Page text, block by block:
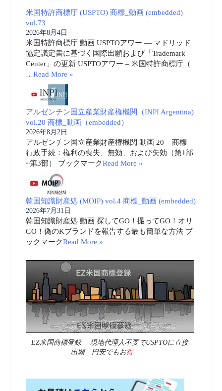
米国特許商標庁 (USPTO) 商標_動画 (embedded)
vol.73
2026年8月4日
米国特許商標庁 動画 USPTOアワー ― マドリッド
協定議定書に基づく国際出願および「Trademark
Center」の更新 USPTOアワー – 米国特許商標庁（
…Read More »
アルゼンチン国立産業財産権機関（INPI Argentina)
vol.20 商標_動画（embedded）
2026年8月2日
アルゼンチン国立産業財産権機関 動画 20 – 商標 –
行政手続：権利の喪失、無効、および失効（第1部
~第3部） ブックマークRead More »
韓国知識財産処 (MOIP) vol.4 商標_動画 (embedded)
2026年7月31日
韓国知識財産処 動画 探してGO！撮ってGO！オリ
GO！偽のKブランドを報告する最も簡単な方法 ブ
ックマークRead More »
EZ米国商標登録 現地代理人不要でUSPTOに直接
出願 円安でもお得